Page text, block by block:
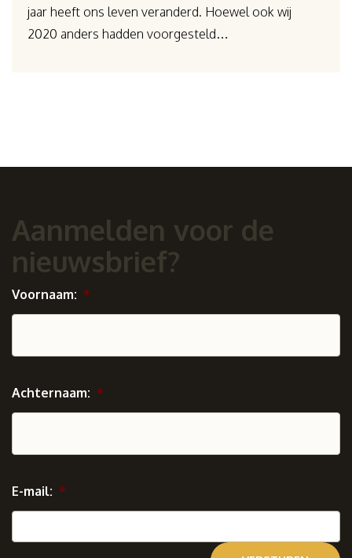
jaar heeft ons leven veranderd. Hoewel ook wij
2020 anders hadden voorgesteld…
Aanmelden voor de
nieuwsbrief?
Voornaam: *
Achternaam: *
E-mail: *